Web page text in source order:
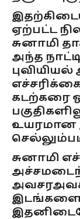
ஏற்பட்ட
சுனாமி
அந்த
கடற்கரை
உயரமான
சுனாமி
இடங்களை